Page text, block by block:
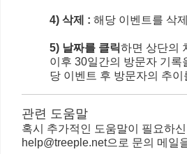
4) 삭제 :해당 이벤트를 삭
5) 날짜를 클릭하면 상단의
이후 30일간의 방문자 기록
당 이벤트 후 방문자의 추
관련 도움말
혹시 추가적인 도움말이 필요하
help@treeple.net으로 문의 메일